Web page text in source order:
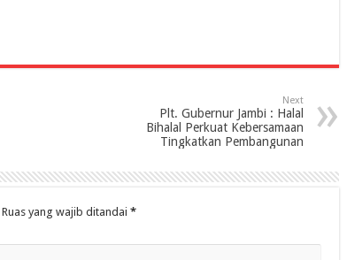
Next
Plt. Gubernur Jambi : Halal
Bihalal Perkuat Kebersamaan
Tingkatkan Pembangunan
Ruas yang wajib ditandai *